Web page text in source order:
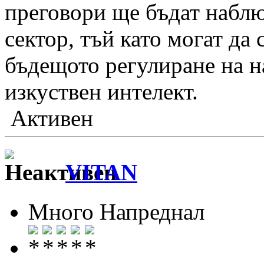
преговори ще бъдат
сектор, тъй като могат да
бъдещото регулиране на
изкуствен интелект.
Активен
VITAN
Много Напреднал